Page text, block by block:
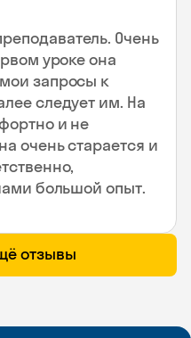
Очень
уроке она
запросы к
следует им. На
и не
очень старается и
большой опыт.
отзывы